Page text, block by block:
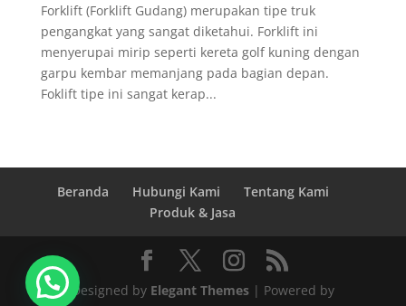
Forklift (Forklift Gudang) merupakan tipe truk
pengangkat yang sangat diketahui. Forklift ini
menyerupai mirip seperti kereta golf kuning dengan
garpu kembar memanjang pada bagian depan.
Foklift tipe ini sangat kerap...
Beranda Hubungi Kami
Tentang Kami
Produk & Jasa
Designed by Elegant Themes| Powered by